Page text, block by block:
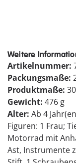
Weitere
Artikelnummer:
Packungsmaße:
Produktmaße:
Gewicht: 476 g
Alter: Ab 4
Figuren: 1 Frau;
Motorrad mit
Ast, Instrumente